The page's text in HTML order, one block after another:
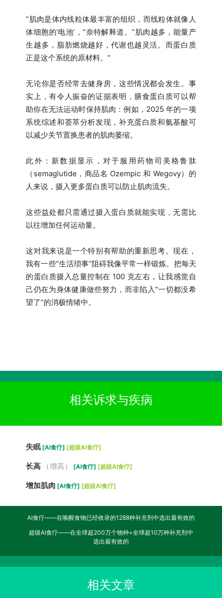
“肌肉是体内线粒体最丰富的组织，而线粒体就像人
体细胞的‘电池’，”奈特解释道。“肌肉越多，能量产
生越多，脂肪燃烧越好，代谢也越灵活。而蛋白质
正是这个系统的原材料。”
无论你是否经常去健身房，这些情况都会发生。事
实上，有令人振奋的证据表明，膳食蛋白质可以帮
助你在无法运动时保持肌肉：例如，2025 年的一项
系统综述和荟萃分析发现，补充蛋白质和氨基酸可
以减少关节置换患者的肌肉萎缩。
此外：新数据显示，对于服用药物司美格鲁肽
（semaglutide，商品名 Ozempic 和 Wegovy）的
人来说，摄入更多蛋白质可以防止肌肉流失。
这些益处都只需通过摄入蛋白质就能实现，无需比
以往增加任何运动量。
这对我来说是一个特别有帮助的重新思考。现在，
我有一些“生活琐事”阻碍我像平常一样锻炼。把每天
的蛋白质摄入总量控制在 100 克左右，让我感觉自
己仍在为身体健康做些努力，而非陷入“一切都没希
望了”的消极情绪中。
相关诉求与疾病
失眠 [AI食疗] [超级AI食疗]
长高 （增高） [AI食疗] [超级AI食疗]
增加肌肉 [AI食疗] [超级AI食疗]
AI食疗——在唤醒食物已经收录的1288种补充剂中选出最有效的
超级AI食疗——在全球超200万个物种+全球超10万种补充剂中
选出最有效的
相关文章